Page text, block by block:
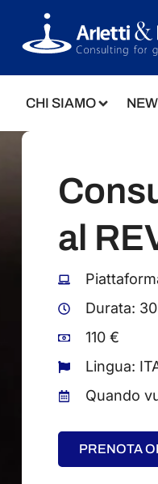
CHI SIAMO
al
Durata:
110 €
Lingua:
Quando
PRENOTA